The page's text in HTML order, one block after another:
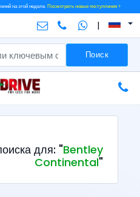
на этой неделе.Посмотреть новые поступления >
|
Поиск
для: "Bentley
Continental"